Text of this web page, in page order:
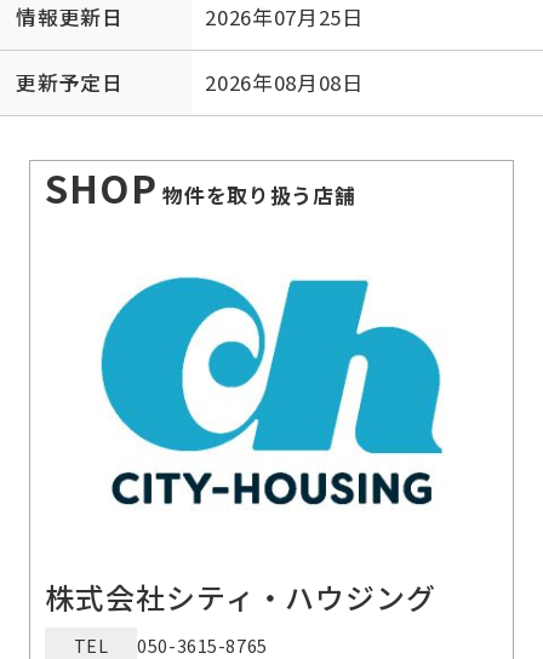
情報更新日 2026年07月25日
更新予定日 2026年08月08日
SHOP 物件を取り扱う店舗
株式会社シティ・ハウジング
TEL
050-3615-8765